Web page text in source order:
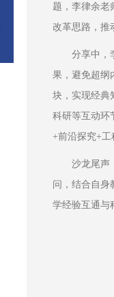
题，李律余老
改革思路，推
分享中，
果，避免超纲
块，实现经典
科研等互动环
+前沿探究+工
沙龙尾声
问，结合自身
学经验互通与